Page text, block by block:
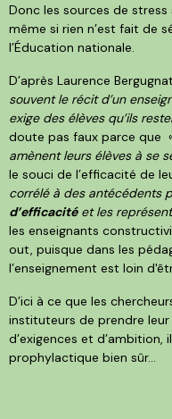
Donc les sources de
même si rien n’est fait de
l’Éducation nationale.
D’après Laurence
souvent le récit d’un
exige des élèves qu’ils
doute pas faux parce que
amènent leurs élèves à se
le souci de l’efficacité de
corrélé à des antécédents
d’efficacitéet les
les enseignants
out, puisque dans les
l’enseignement est loin
D’ici à ce que les
instituteurs de prendre
d’exigences et d’ambition,
prophylactique bien sûr…